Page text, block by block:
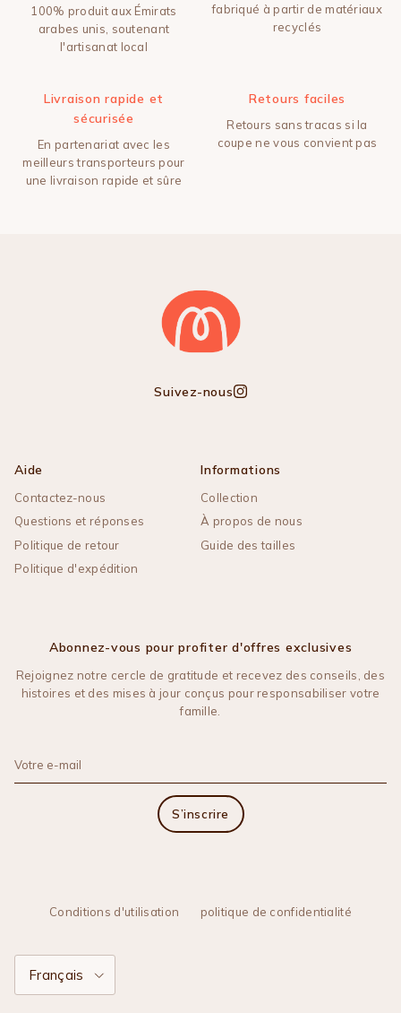
100% produit aux Émirats
arabes unis, soutenant
l'artisanat local
fabriqué à partir de matériaux
recyclés
Livraison rapide et
sécurisée
En partenariat avec les
meilleurs transporteurs pour
une livraison rapide et sûre
Retours faciles
Retours sans tracas si la
coupe ne vous convient pas
Suivez-nous Instagram
Aide
Contactez-nous
Questions et réponses
Politique de retour
Politique d'expédition
Informations
Collection
À propos de nous
Guide des tailles
Abonnez-vous pour profiter d'offres exclusives
Rejoignez notre cercle de gratitude et recevez des conseils, des
histoires et des mises à jour conçus pour responsabiliser votre
famille.
S’inscrire
Conditions d'utilisation politique de confidentialité
Langue
Français